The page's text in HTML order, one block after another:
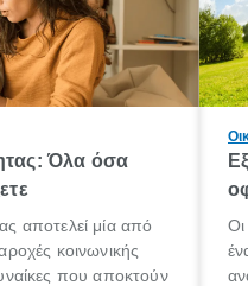
Όλα όσα
αποτελεί μία από
κοινωνικής
που αποκτούν